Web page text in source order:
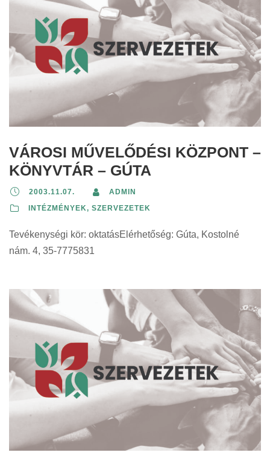
VÁROSI MŰVELŐDÉSI KÖZPONT –
KÖNYVTÁR – GÚTA
2003.11.07.
ADMIN
INTÉZMÉNYEK, SZERVEZETEK
Tevékenységi kör: oktatásElérhetőség: Gúta, Kostolné
nám. 4, 35-7775831